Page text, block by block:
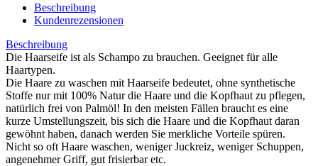
Beschreibung
Kundenrezensionen
Beschreibung
Die Haarseife ist als Schampo zu brauchen. Geeignet für alle
Haartypen.
Die Haare zu waschen mit Haarseife bedeutet, ohne synthetische
Stoffe nur mit 100% Natur die Haare und die Kopfhaut zu pflegen,
natürlich frei von Palmöl! In den meisten Fällen braucht es eine
kurze Umstellungszeit, bis sich die Haare und die Kopfhaut daran
gewöhnt haben, danach werden Sie merkliche Vorteile spüren.
Nicht so oft Haare waschen, weniger Juckreiz, weniger Schuppen,
angenehmer Griff, gut frisierbar etc.